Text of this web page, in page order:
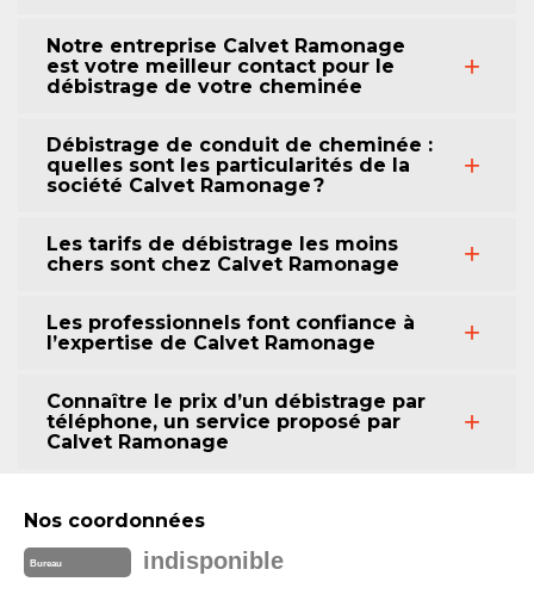
Notre entreprise Calvet Ramonage
est votre meilleur contact pour le
débistrage de votre cheminée
Débistrage de conduit de cheminée :
quelles sont les particularités de la
société Calvet Ramonage ?
Les tarifs de débistrage les moins
chers sont chez Calvet Ramonage
Les professionnels font confiance à
l’expertise de Calvet Ramonage
Connaître le prix d’un débistrage par
téléphone, un service proposé par
Calvet Ramonage
Nos coordonnées
Bureau indisponible